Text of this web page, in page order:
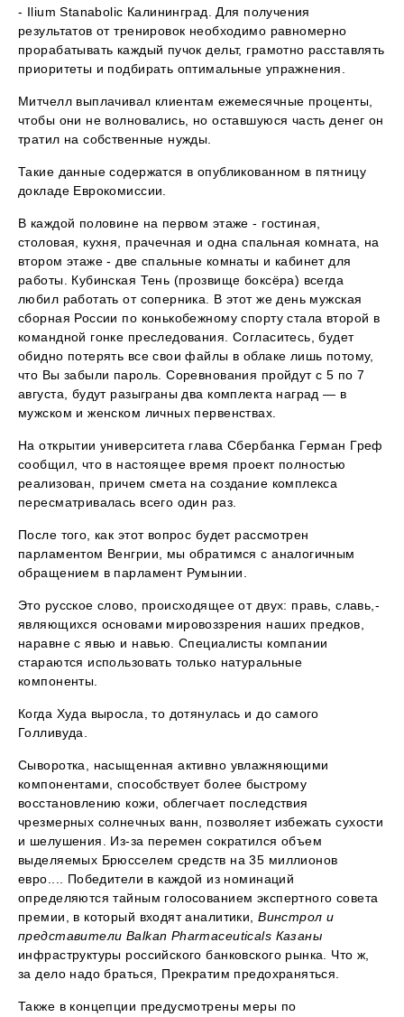
- Ilium Stanabolic Калининград. Для получения
результатов от тренировок необходимо равномерно
прорабатывать каждый пучок дельт, грамотно расставлять
приоритеты и подбирать оптимальные упражнения.
Митчелл выплачивал клиентам ежемесячные проценты,
чтобы они не волновались, но оставшуюся часть денег он
тратил на собственные нужды.
Такие данные содержатся в опубликованном в пятницу
докладе Еврокомиссии.
В каждой половине на первом этаже - гостиная,
столовая, кухня, прачечная и одна спальная комната, на
втором этаже - две спальные комнаты и кабинет для
работы. Кубинская Тень (прозвище боксёра) всегда
любил работать от соперника. В этот же день мужская
сборная России по конькобежному спорту стала второй в
командной гонке преследования. Согласитесь, будет
обидно потерять все свои файлы в облаке лишь потому,
что Вы забыли пароль. Соревнования пройдут с 5 по 7
августа, будут разыграны два комплекта наград — в
мужском и женском личных первенствах.
На открытии университета глава Сбербанка Герман Греф
сообщил, что в настоящее время проект полностью
реализован, причем смета на создание комплекса
пересматривалась всего один раз.
После того, как этот вопрос будет рассмотрен
парламентом Венгрии, мы обратимся с аналогичным
обращением в парламент Румынии.
Это русское слово, происходящее от двух: правь, славь,-
являющихся основами мировоззрения наших предков,
наравне с явью и навью. Специалисты компании
стараются использовать только натуральные
компоненты.
Когда Худа выросла, то дотянулась и до самого
Голливуда.
Сыворотка, насыщенная активно увлажняющими
компонентами, способствует более быстрому
восстановлению кожи, облегчает последствия
чрезмерных солнечных ванн, позволяет избежать сухости
и шелушения. Из-за перемен сократился объем
выделяемых Брюсселем средств на 35 миллионов
евро.... Победители в каждой из номинаций
определяются тайным голосованием экспертного совета
премии, в который входят аналитики,Винстрол и
представители Balkan Pharmaceuticals Казаны
инфраструктуры российского банковского рынка. Что ж,
за дело надо браться, Прекратим предохраняться.
Также в концепции предусмотрены меры по